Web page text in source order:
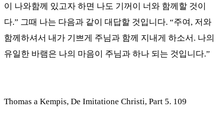
이 나와함께 있고자 하면 나도 기꺼이 너와 함께할 것이
다.” 그때 나는 다음과 같이 대답할 것입니다. “주여 , 저와
함께하셔서 내가 기쁘게 주님과 함께 지내게 하소서 . 나의
유일한 바램은 나의 마음이 주님과 하나 되는 것입니다.”
Thomas a Kempis, De Imitatione Christi, Part 5. 109